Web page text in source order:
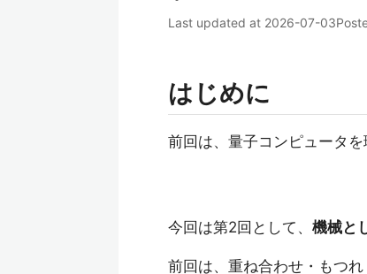
Last updated at 2026-07-03
はじめに
前回は、量子コンピュータ
今回は第2回として、 機械と
前回は、重ね合わせ・もつ